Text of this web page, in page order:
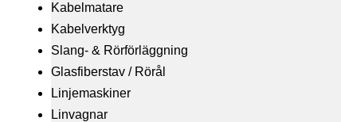
Kabelmatare
Kabelverktyg
Slang- & Rörförläggning
Glasfiberstav / Rörål
Linjemaskiner
Linvagnar